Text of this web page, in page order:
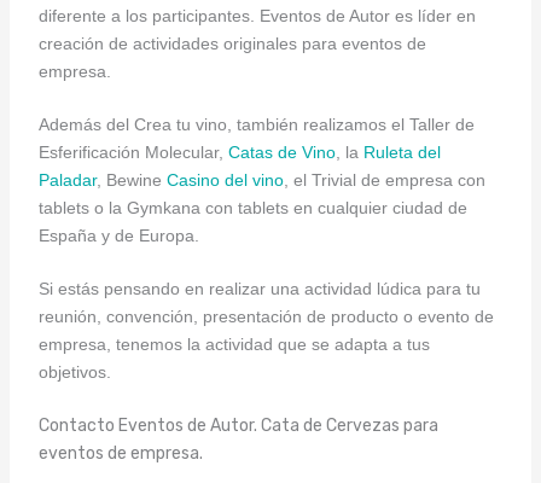
diferente a los participantes. Eventos de Autor es líder en
creación de actividades originales para eventos de
empresa.
Además del Crea tu vino, también realizamos el Taller de
Esferificación Molecular, Catas de Vino, la Ruleta del
Paladar, Bewine Casino del vino, el Trivial de empresa con
tablets o la Gymkana con tablets en cualquier ciudad de
España y de Europa.
Si estás pensando en realizar una actividad lúdica para tu
reunión, convención, presentación de producto o evento de
empresa, tenemos la actividad que se adapta a tus
objetivos.
Contacto Eventos de Autor. Cata de Cervezas para
eventos de empresa.